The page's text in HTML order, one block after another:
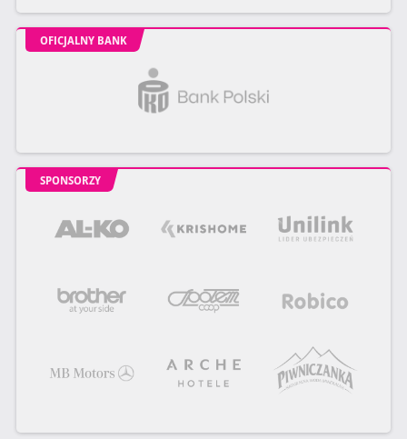
OFICJALNY BANK
SPONSORZY